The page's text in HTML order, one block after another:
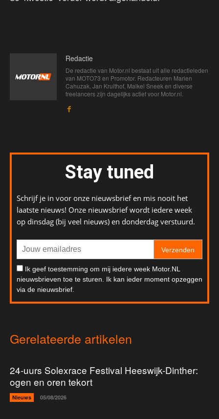
Redactie
De redactie van Motor.nl bestaat uit alle redactieleden
van MOTO73 en Promotor. Redacteuren Marien
Cahuzak, Jan Kruithof, Maikel Sneek en diverse
freelancers zijn dagelijks actief voor Motor.nl.
Stay tuned
Schrijf je in voor onze nieuwsbrief en mis nooit het
laatste nieuws! Onze nieuwsbrief wordt iedere week
op dinsdag (bij veel nieuws) en donderdag verstuurd.
Verzenden
Ik geef toestemming om mij iedere week Motor.NL
nieuwsbrieven toe te sturen. Ik kan ieder moment opzeggen
via de nieuwsbrief.
Gerelateerde artikelen
24-uurs Solexrace Festival Heeswijk-Dinther:
ogen en oren tekort
Nieuws 05/08/2026